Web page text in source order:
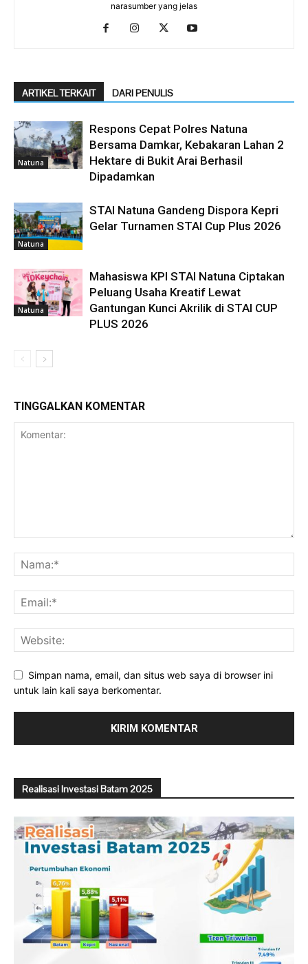
narasumber yang jelas
ARTIKEL TERKAIT DARI PENULIS
Natuna
Respons Cepat Polres Natuna
Bersama Damkar, Kebakaran Lahan 2
Hektare di Bukit Arai Berhasil
Dipadamkan
Natuna
STAI Natuna Gandeng Dispora Kepri
Gelar Turnamen STAI Cup Plus 2026
Natuna
Mahasiswa KPI STAI Natuna Ciptakan
Peluang Usaha Kreatif Lewat
Gantungan Kunci Akrilik di STAI CUP
PLUS 2026
TINGGALKAN KOMENTAR
Simpan nama, email, dan situs web saya di browser ini
untuk lain kali saya berkomentar.
Realisasi Investasi Batam 2025